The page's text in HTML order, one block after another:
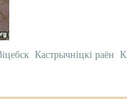
Кастрычніцкі раён